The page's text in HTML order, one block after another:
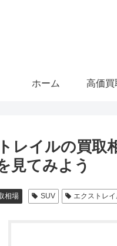
ホーム 高価買
レイルの買取
見てみよう
相場 SUV エクストレ